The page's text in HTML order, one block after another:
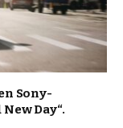
Sony-
Day“.